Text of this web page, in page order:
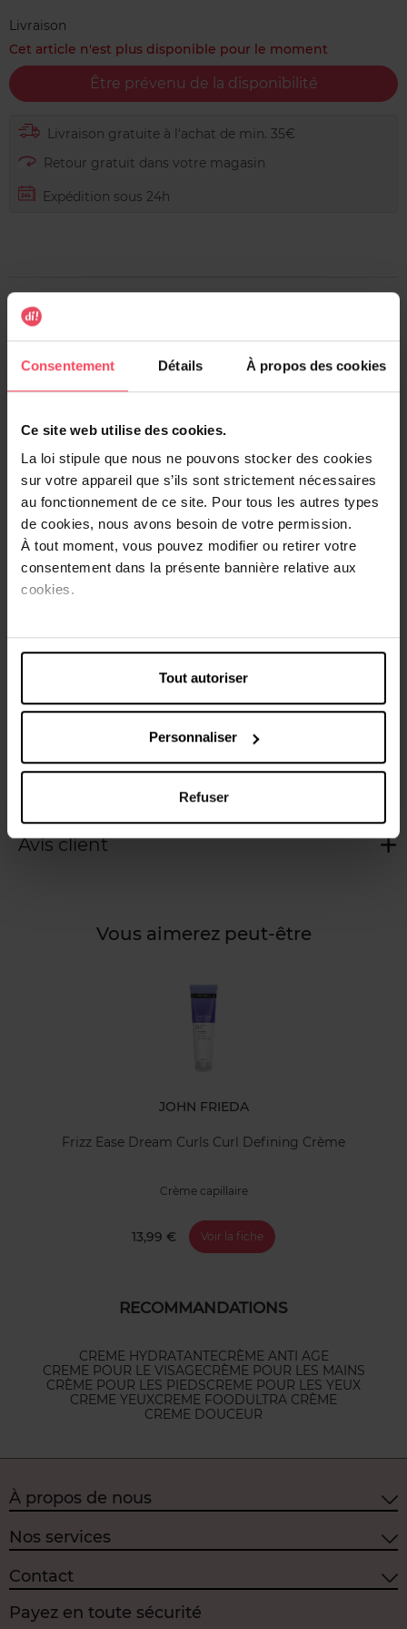
Consentement Détails À propos des cookies
Ce site web utilise des cookies.
La loi stipule que nous ne pouvons stocker des cookies
sur votre appareil que s’ils sont strictement nécessaires
au fonctionnement de ce site. Pour tous les autres types
de cookies, nous avons besoin de votre permission.
À tout moment, vous pouvez modifier ou retirer votre
consentement dans la présente bannière relative aux
cookies.
Tout autoriser
Personnaliser
Refuser
Livraison
Cet article n'est plus disponible pour le moment
Être prévenu de la disponibilité
Livraison gratuite à l'achat de min. 35€
Retour gratuit dans votre magasin
Expédition sous 24h
Description
Cette crème perfectrice transforme les imperfections de
la chevelure, telles que les cheveux rêches et desséchés,
en matière souple et soyeuse. Elle agit instantanément en
restaurant le film protecteur fragilisé par les agressions
hydrique des cheveux ternes et affaiblis est
instantanément restauré. Les cheveux récupèrent tout
leur éclat.
Conseils d'utilisation
Conseils d'application :
Avis client
Vous aimerez peut-être
JOHN FRIEDA
Frizz Ease Dream Curls Curl Defining Crème
Crème capillaire
13,99 € Voir la fiche
RECOMMANDATIONS
CREME HYDRATANTECRÈME ANTI AGE
CREME POUR LE VISAGECRÈME POUR LES MAINS
CRÈME POUR LES PIEDSCREME POUR LES YEUX
CREME YEUXCREME FOODULTRA CRÈME
CREME DOUCEUR
À propos de nous
Nos services
Contact
Payez en toute sécurité